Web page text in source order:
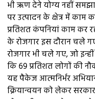
भी ऋण देने योग्य नहीं
पर उत्पादन के क्षेत्र में काम
प्रतिशत कंपनियां काम कर
के रोजगार इस दौरान चले
रोजगार भी चले गए, जो
कि 69 प्रतिशत लोगों की
यह पैकेज आत्मनिर्भर
क्रियान्वयन को लेकर